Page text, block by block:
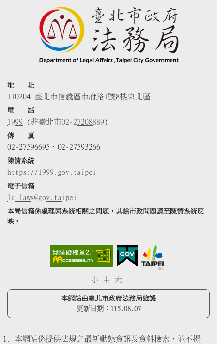
地 址
110204 臺北市信義區市府路1號8樓東北區
電 話
1999 (非臺北市02-27208889)
傳 真
02-27596695、02-27593266
陳情系統
https://1999.gov.taipei
電子信箱
la_laws@gov.taipei
本局信箱係處理與系統相關之問題，其餘市政問題請至陳情系統反
映。
小 中 大
本網站由臺北市政府法務局維護
更新日期： 115.08.07
本網站係提供法規之最新動態資訊及資料檢索，並不提